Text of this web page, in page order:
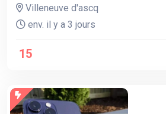
Villeneuve d'ascq
env. il y a 3 jours
15